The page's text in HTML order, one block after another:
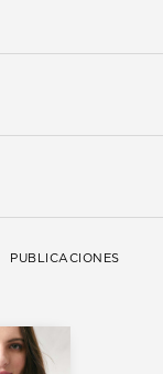
PUBLICACIONES